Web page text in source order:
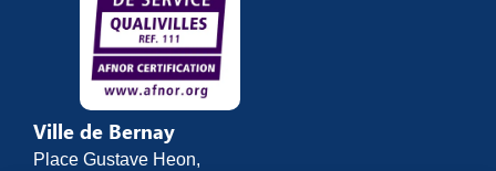
Ville de Bernay
Place Gustave Heon,